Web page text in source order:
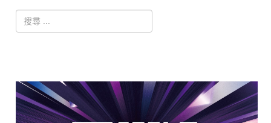
搜索